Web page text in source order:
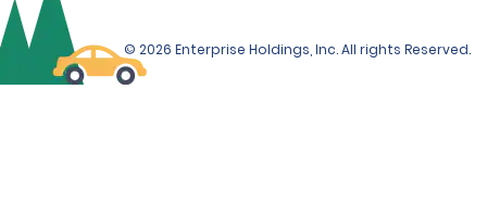
© 2026 Enterprise Holdings, Inc. All rights Reserved.